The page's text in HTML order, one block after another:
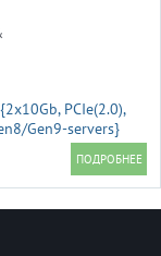
PCIe(2.0),
Gen9-servers}